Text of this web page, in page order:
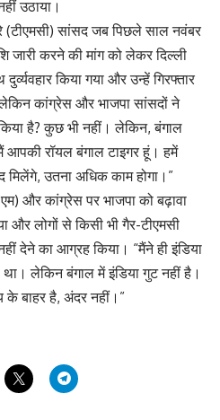
उठाया।
(टीएमसी) सांसद जब पिछले साल नवंबर
जारी करने की मांग को लेकर दिल्ली
किया गया और उन्हें गिरफ्तार
कांग्रेस और भाजपा सांसदों ने
है? कुछ भी नहीं। लेकिन, बंगाल
आपकी रॉयल बंगाल टाइगर हूं। हमें
उतना अधिक काम होगा।”
और कांग्रेस पर भाजपा को बढ़ावा
और लोगों से किसी भी गैर-टीएमसी
देने का आग्रह किया। “मैंने ही इंडिया
था। लेकिन बंगाल में इंडिया गुट नहीं है।
के बाहर है, अंदर नहीं।”